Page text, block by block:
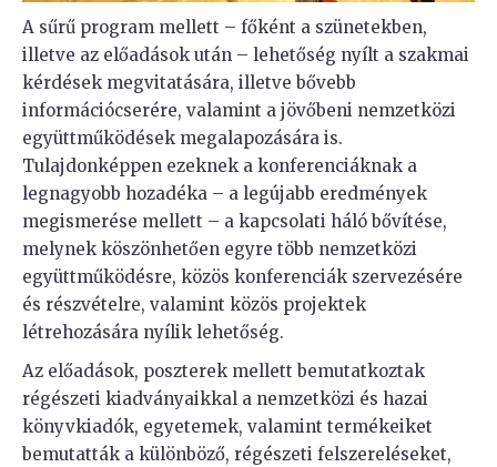
A sűrű program mellett – főként a szünetekben,
illetve az előadások után – lehetőség nyílt a szakmai
kérdések megvitatására, illetve bővebb
információcserére, valamint a jövőbeni nemzetközi
együttműködések megalapozására is.
Tulajdonképpen ezeknek a konferenciáknak a
legnagyobb hozadéka – a legújabb eredmények
megismerése mellett – a kapcsolati háló bővítése,
melynek köszönhetően egyre több nemzetközi
együttműködésre, közös konferenciák szervezésére
és részvételre, valamint közös projektek
létrehozására nyílik lehetőség.
Az előadások, poszterek mellett bemutatkoztak
régészeti kiadványaikkal a nemzetközi és hazai
könyvkiadók, egyetemek, valamint termékeiket
bemutatták a különböző, régészeti felszereléseket,